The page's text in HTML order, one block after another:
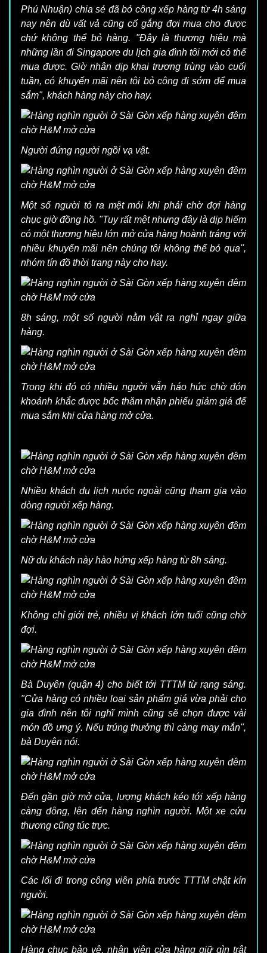
Phú Nhuận) chia sẻ đã bỏ công xếp hàng từ 4h sáng
nay nên dù vất vả cũng cố gắng đợi mua cho được
chứ không thể bỏ hàng. "Đây là thương hiệu mà
những lần đi Singapore du lịch gia đình tôi mới có thể
mua được. Giờ nhân dịp khai trương trùng vào cuối
tuần, có khuyến mãi nên tôi bỏ công đi sớm để mua
sắm", khách hàng này cho hay.
Người đứng người ngồi vạ vật.
Một số người tỏ ra mệt mỏi khi phải chờ đợi hàng
chục giờ đồng hồ. "Tuy rất mệt nhưng đây là dịp hiếm
có một thương hiệu lớn mở cửa hàng hoành tráng với
nhiều khuyến mãi nên chúng tôi không thể bỏ qua",
nhóm tín đồ thời trang này cho hay.
8h sáng, một số người nằm vật ra nghỉ ngay giữa
hàng.
Trong khi đó có nhiều người vẫn háo hức chờ đón
khoảnh khắc được bốc thăm nhận phiếu giảm giá để
mua sắm khi cửa hàng mở cửa.
Nhiều khách du lịch nước ngoài cũng tham gia vào
dòng người xếp hàng.
Nữ du khách này hào hứng xếp hàng từ 8h sáng.
Không chỉ giới trẻ, nhiều vị khách lớn tuổi cũng chờ
đợi.
Bà Duyên (quận 4) cho biết tới TTTM từ rạng sáng.
"Cửa hàng có nhiều loại sản phẩm giá vừa phải cho
gia đình nên tôi nghĩ mình cũng sẽ chọn được vài
món đồ ưng ý. Nếu trúng thưởng thì càng may mắn",
bà Duyên nói.
Đến gần giờ mở cửa, lượng khách kéo tới xếp hàng
càng đông, lên đến hàng nghìn người. Một xe cứu
thương cũng túc trực.
Các lối đi trong công viên phía trước TTTM chật kín
người.
Hàng chục bảo vệ, nhân viên cửa hàng giữ gìn trật